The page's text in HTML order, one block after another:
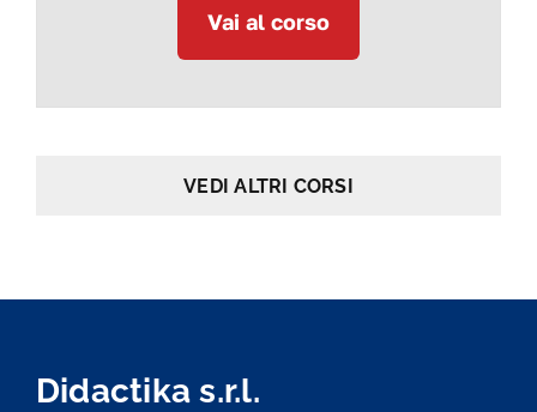
Vai al corso
VEDI ALTRI CORSI
Didactika s.r.l.